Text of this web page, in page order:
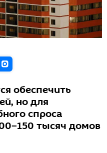
обеспечить
но для
спроса
тысяч домов